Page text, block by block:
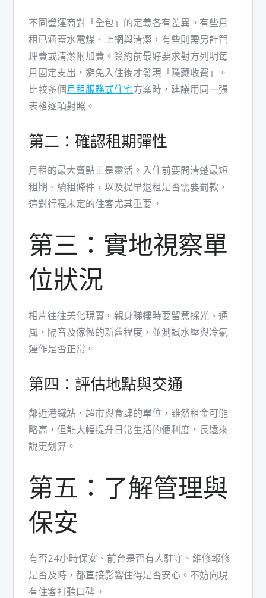
不同營運商對「全包」的定義各有差異。有些月
租已涵蓋水電煤、上網與清潔，有些則需另計管
理費或清潔附加費。簽約前最好要求對方列明每
月固定支出，避免入住後才發現「隱藏收費」。
比較多個月租服務式住宅方案時，建議用同一張
表格逐項對照。
第二：確認租期彈性
月租的最大賣點正是靈活。入住前要問清楚最短
租期、續租條件，以及提早退租是否需要罰款，
這對行程未定的住客尤其重要。
第三：實地視察單
位狀況
相片往往美化現實。親身睇樓時要留意採光、通
風、隔音及傢俬的新舊程度，並測試水壓與冷氣
運作是否正常。
第四：評估地點與交通
鄰近港鐵站、超市與食肆的單位，雖然租金可能
略高，但能大幅提升日常生活的便利度，長遠來
說更划算。
第五：了解管理與
保安
有否24小時保安、前台是否有人駐守、維修報修
是否及時，都直接影響住得是否安心。不妨向現
有住客打聽口碑。